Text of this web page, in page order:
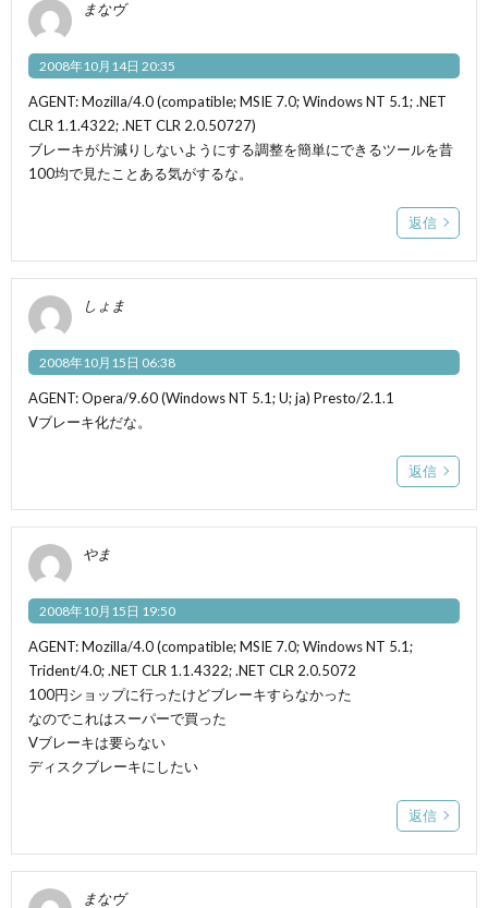
まなヴ
2008年10月14日 20:35
AGENT: Mozilla/4.0 (compatible; MSIE 7.0; Windows NT 5.1; .NET
CLR 1.1.4322; .NET CLR 2.0.50727)
ブレーキが片減りしないようにする調整を簡単にできるツールを昔
100均で見たことある気がするな。
返信
しょま
2008年10月15日 06:38
AGENT: Opera/9.60 (Windows NT 5.1; U; ja) Presto/2.1.1
Vブレーキ化だな。
返信
やま
2008年10月15日 19:50
AGENT: Mozilla/4.0 (compatible; MSIE 7.0; Windows NT 5.1;
Trident/4.0; .NET CLR 1.1.4322; .NET CLR 2.0.5072
100円ショップに行ったけどブレーキすらなかった
なのでこれはスーパーで買った
Vブレーキは要らない
ディスクブレーキにしたい
返信
まなヴ